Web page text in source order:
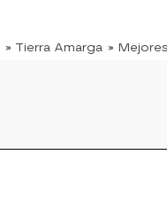
» Tierra Amarga »